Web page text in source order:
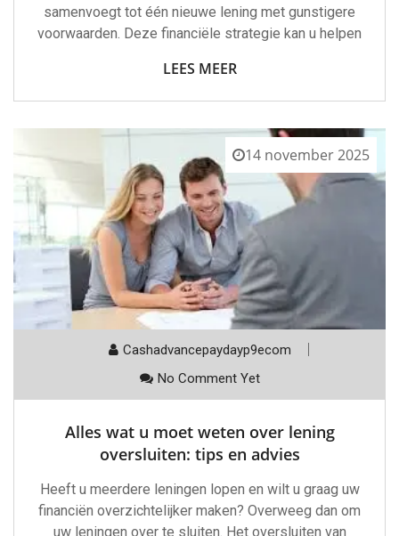
samenvoegt tot één nieuwe lening met gunstigere
voorwaarden. Deze financiële strategie kan u helpen
LEES MEER
14 november 2025
Cashadvancepaydayp9ecom
No Comment Yet
Alles wat u moet weten over lening
oversluiten: tips en advies
Heeft u meerdere leningen lopen en wilt u graag uw
financiën overzichtelijker maken? Overweeg dan om
uw leningen over te sluiten. Het oversluiten van